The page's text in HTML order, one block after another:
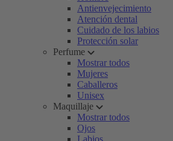
Antienvejecimiento
Atención dental
Cuidado de los labios
Protección solar
Perfume
Mostrar todos
Mujeres
Caballeros
Unisex
Maquillaje
Mostrar todos
Ojos
Labios